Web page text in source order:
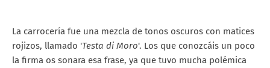
La carrocería fue una mezcla de tonos oscuros con matices
rojizos, llamado 'Testa di Moro'. Los que conozcáis un poco
la firma os sonara esa frase, ya que tuvo mucha polémica